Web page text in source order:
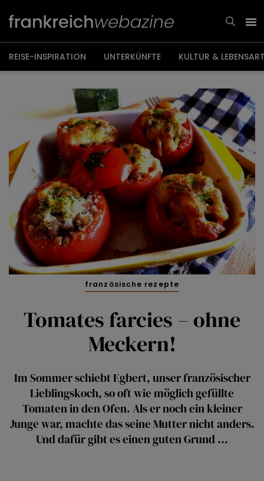
Inhalt
REISE-INSPIRATION UNTERKÜNFTE KULTUR &
französische rezepte
Tomates farcies – ohne
Meckern!
Im Sommer schiebt Egbert, unser französischer
Lieblingskoch, so oft wie möglich gefüllte
Tomaten in den Ofen. Als er noch ein kleiner
Junge war, machte das seine Mutter nicht anders.
Und dafür gibt es einen guten Grund ...